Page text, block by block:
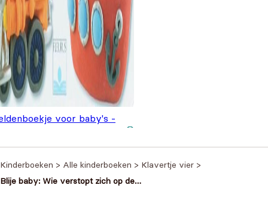
voor baby's -
Kinderboeken > Alle kinderboeken > Klavertje vier >
Blije baby: Wie verstopt zich op de